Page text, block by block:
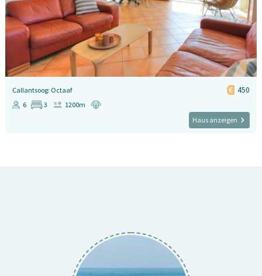
Callantsoog: Octaaf 450
6 3
1200m
Haus anzeigen